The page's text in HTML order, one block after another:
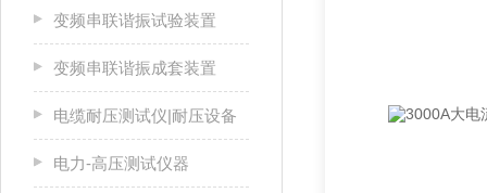
变频串联谐振试验装置
变频串联谐振成套装置
电缆耐压测试仪|耐压设备
电力-高压测试仪器